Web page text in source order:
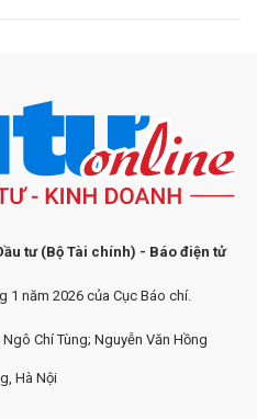
tư (Bộ Tài chính) - Báo điện tử
1 năm 2026 của Cục Báo chí.
Chí Tùng; Nguyễn Văn Hồng
Hà Nội